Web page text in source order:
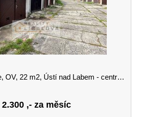
22 m2, Ústí nad Labem - centrum, Důlce
2.300,- za měsíc